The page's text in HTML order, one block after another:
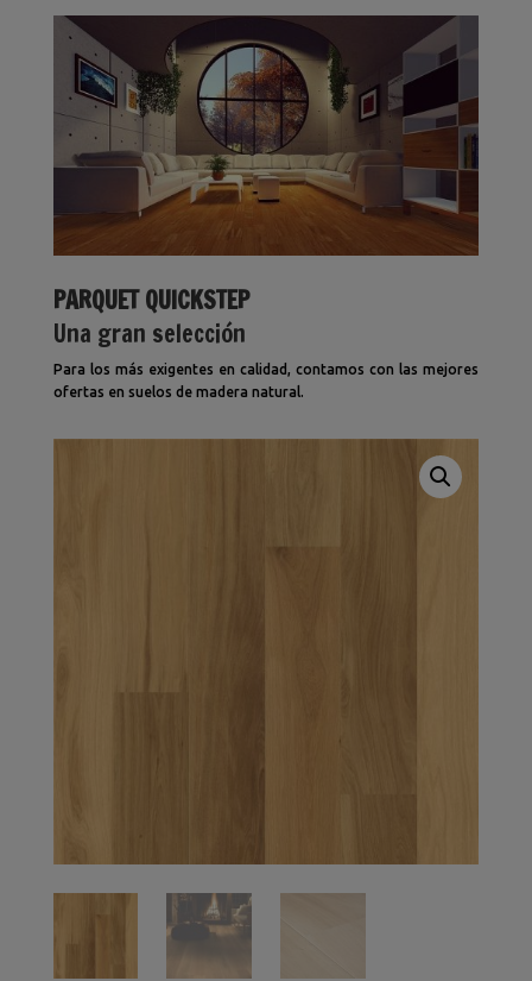
PARQUET QUICKSTEP
Una gran selección
Para los más exigentes en calidad, contamos con las mejores
ofertas en suelos de madera natural.